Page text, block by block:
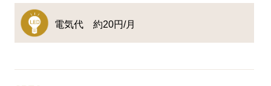
電気代 約20円/月